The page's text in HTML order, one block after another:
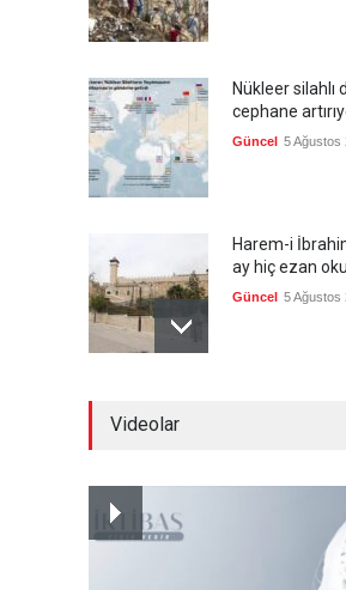
Nükleer silahlı
cephane
Güncel 5 Ağustos
Harem-i
ay hiç ezan
Güncel 5 Ağustos
Almanya'nın
merkezli
Videolar